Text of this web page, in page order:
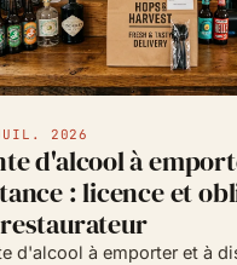
2026
d'alcool à
: licence et
d'alcool à emporter et à